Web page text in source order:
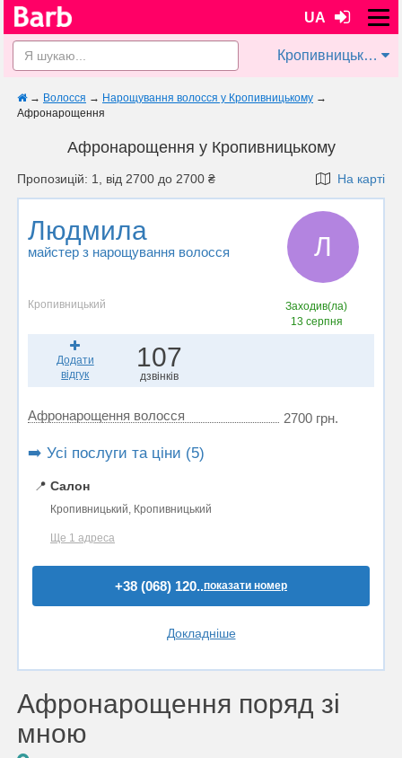
UA
Кропивницький
→ Волосся → Нарощування волосся у Кропивницькому →
Афронарощення
Афронарощення у Кропивницькому
Пропозицій: 1, від 2700 до 2700 ₴ На карті
Людмила
майстер з нарощування волосся Л
Кропивницький
Заходив(ла)
13 серпня
Додати
відгук
107
дзвінків
Афронарощення волосся 2700 грн.
➡️ Усі послуги та ціни (5)
📍 Салон
Кропивницький, Кропивницький
Ще 1 адреса
+38 (068) 120..показати номер
Докладніше
Афронарощення поряд зі
мною